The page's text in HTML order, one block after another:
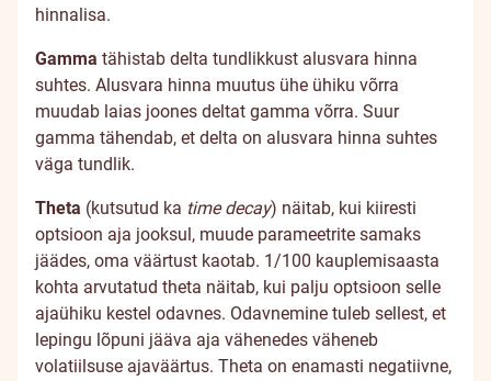
hinnalisa.
Gamma tähistab delta tundlikkust alusvara hinna
suhtes. Alusvara hinna muutus ühe ühiku võrra
muudab laias joones deltat gamma võrra. Suur
gamma tähendab, et delta on alusvara hinna suhtes
väga tundlik.
Theta (kutsutud ka time decay) näitab, kui kiiresti
optsioon aja jooksul, muude parameetrite samaks
jäädes, oma väärtust kaotab. 1/100 kauplemisaasta
kohta arvutatud theta näitab, kui palju optsioon selle
ajaühiku kestel odavnes. Odavnemine tuleb sellest, et
lepingu lõpuni jääva aja vähenedes väheneb
volatiilsuse ajaväärtus. Theta on enamasti negatiivne,